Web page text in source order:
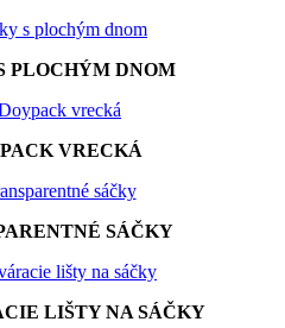
PLOCHÝM DNOM
VRECKÁ
SÁČKY
LIŠTY NA SÁČKY